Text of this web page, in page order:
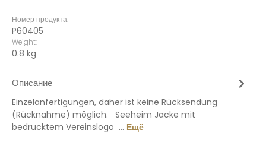
Номер продукта:
P60405
Weight:
0.8 kg
Описание
Einzelanfertigungen, daher ist keine Rücksendung
(Rücknahme) möglich. Seeheim Jacke mit
bedrucktem Vereinslogo … Ещё